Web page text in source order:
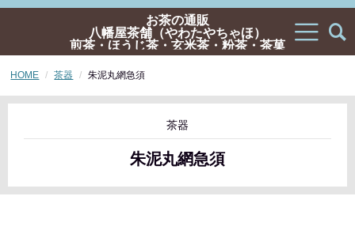
お茶の通販
八幡屋茶舗（やわたやちゃほ）
煎茶・ほうじ茶・玄米茶・粉茶・茶菓
子・ギフトの通販
HOME 茶器 朱泥丸網急須
茶器
朱泥丸網急須